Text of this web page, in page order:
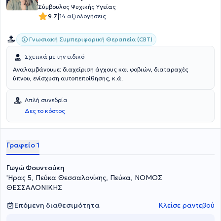
Σύμβουλος Ψυχικής Υγείας
9.7|14 αξιολογήσεις
Γνωσιακή Συμπεριφορική Θεραπεία (CBT)
Σχετικά με την ειδικό
Αναλαμβάνουμε: διαχείριση άγχους και φοβιών, διαταραχές
ύπνου, ενίσχυση αυτοπεποίθησης, κ.ά.
Απλή συνεδρία
Δες το κόστος
Γραφείο 1
Γωγώ Φουντούκη
'Ηρας 5, Πεύκα Θεσσαλονίκης, Πεύκα, ΝΟΜΟΣ
ΘΕΣΣΑΛΟΝΙΚΗΣ
Επόμενη διαθεσιμότητα
Κλείσε ραντεβού